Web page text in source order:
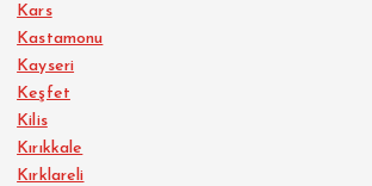
Kars
Kastamonu
Kayseri
Keşfet
Kilis
Kırıkkale
Kırklareli